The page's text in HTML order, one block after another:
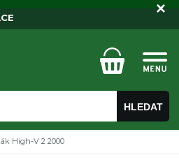
HLEDAT
High-V 2 2000